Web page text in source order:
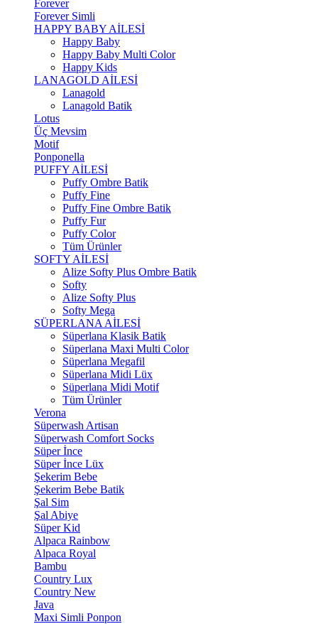
Forever
Forever Simli
HAPPY BABY AİLESİ
Happy Baby
Happy Baby Multi Color
Happy Kids
LANAGOLD AİLESİ
Lanagold
Lanagold Batik
Lotus
Üç Mevsim
Motif
Ponponella
PUFFY AİLESİ
Puffy Ombre Batik
Puffy Fine
Puffy Fine Ombre Batik
Puffy Fur
Puffy Color
Tüm Ürünler
SOFTY AİLESİ
Alize Softy Plus Ombre Batik
Softy
Alize Softy Plus
Softy Mega
SÜPERLANA AİLESİ
Süperlana Klasik Batik
Süperlana Maxi Multi Color
Süperlana Megafil
Süperlana Midi Lüx
Süperlana Midi Motif
Tüm Ürünler
Verona
Süperwash Artisan
Süperwash Comfort Socks
Süper İnce
Süper İnce Lüx
Şekerim Bebe
Şekerim Bebe Batik
Şal Sim
Şal Abiye
Süper Kid
Alpaca Rainbow
Alpaca Royal
Bambu
Country Lux
Country New
Java
Maxi Simli Ponpon